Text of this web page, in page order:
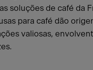
soluções de café da
para café dão
valiosas,